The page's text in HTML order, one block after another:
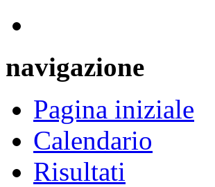
navigazione
Pagina iniziale
Calendario
Risultati